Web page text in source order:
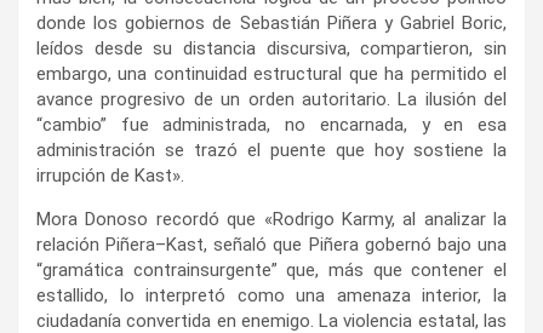
donde los gobiernos de Sebastián Piñera y Gabriel Boric,
leídos desde su distancia discursiva, compartieron, sin
embargo, una continuidad estructural que ha permitido el
avance progresivo de un orden autoritario. La ilusión del
“cambio” fue administrada, no encarnada, y en esa
administración se trazó el puente que hoy sostiene la
irrupción de Kast».
Mora Donoso recordó que «Rodrigo Karmy, al analizar la
relación Piñera–Kast, señaló que Piñera gobernó bajo una
“gramática contrainsurgente” que, más que contener el
estallido, lo interpretó como una amenaza interior, la
ciudadanía convertida en enemigo. La violencia estatal, las